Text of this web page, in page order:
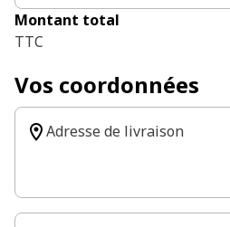
Vos coordonnées
Adresse de livraison
Montant total
TTC